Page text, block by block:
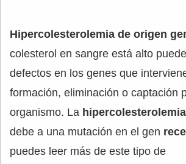
Hipercolesterolemia de origen
colesterol en sangre está alto
defectos en los genes que
formación, eliminación o captación
organismo. La
debe a una mutación en el gen
puedes leer más de este tipo de